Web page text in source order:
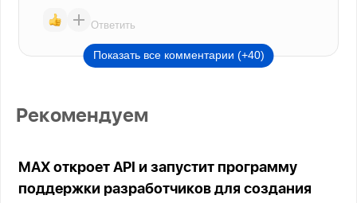
Ответить
Показать все комментарии (+40)
Рекомендуем
MAX откроет API и запустит программу
поддержки разработчиков для создания